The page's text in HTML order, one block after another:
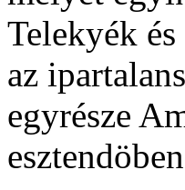
Telekyék
az
egyrésze